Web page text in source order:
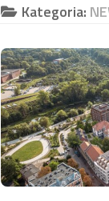
Kategoria: